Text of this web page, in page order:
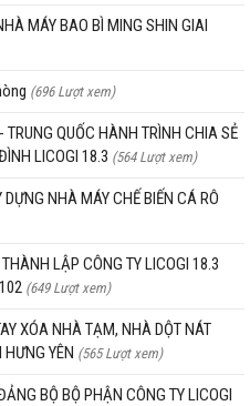
MÁY BAO BÌ MING SHIN GIAI
(696 Lượt xem)
QUỐC HÀNH TRÌNH CHIA SẺ
LICOGI 18.3 (564 Lượt xem)
NHÀ MÁY CHẾ BIẾN CÁ RÔ
LẬP CÔNG TY LICOGI 18.3
(649 Lượt xem)
XÓA NHÀ TẠM, NHÀ DỘT NÁT
YÊN (565 Lượt xem)
BỘ BỘ PHẬN CÔNG TY LICOGI